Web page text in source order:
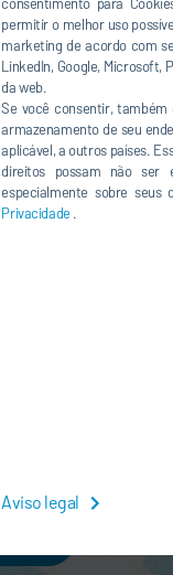
permitir o melhor uso
marketing de acordo com
LinkedIn, Google, Microsoft,
da web.
Se você consentir, também
armazenamento de seu
aplicável, a outros países.
direitos possam não ser
especialmente sobre seus
Privacidade .
Aviso legal
of the
Conference &
please visit the
pode ativar um
na transferência de
IP) ao respectivo
em nossa